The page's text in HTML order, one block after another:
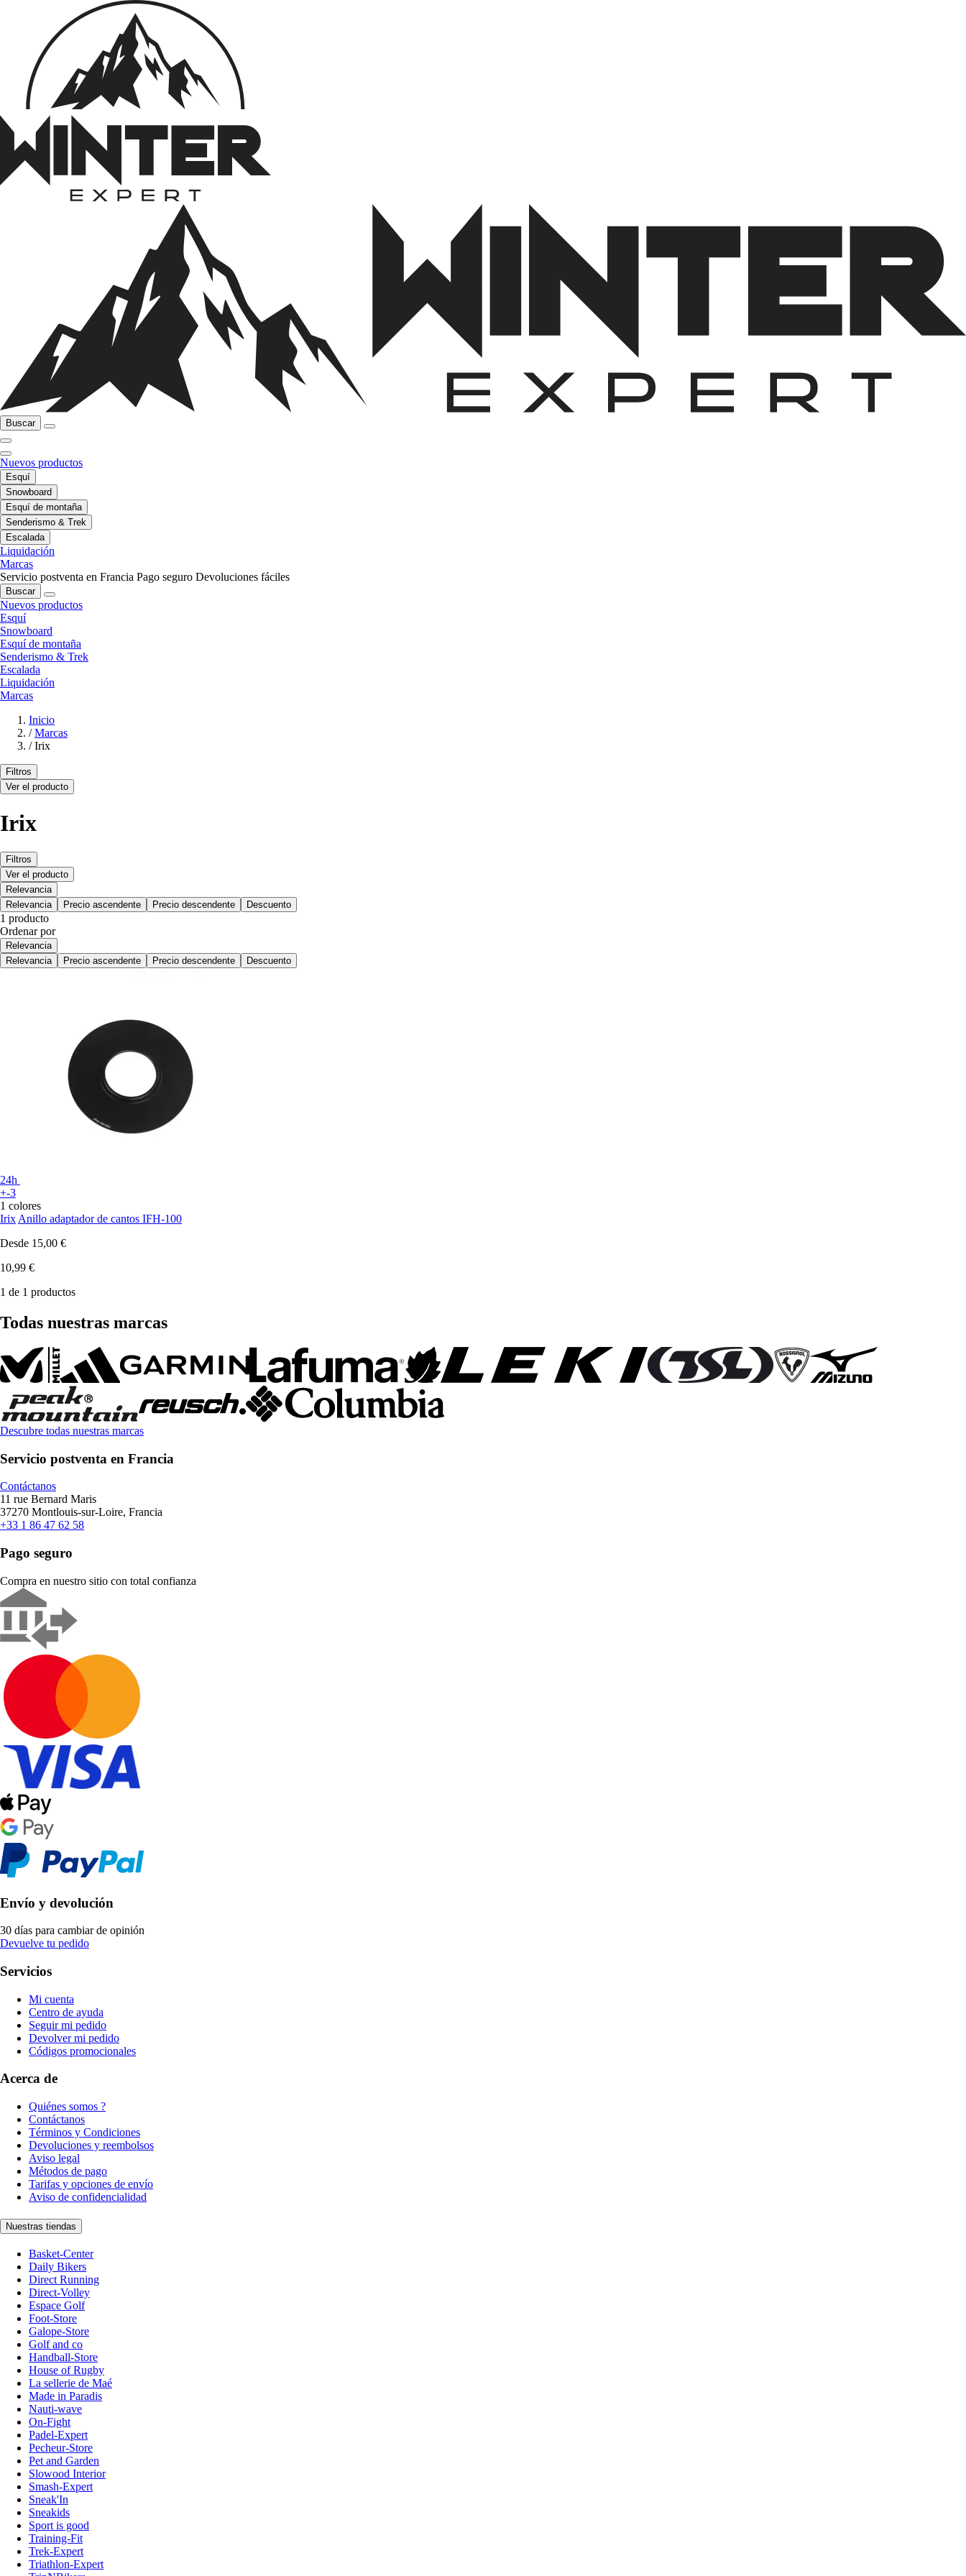
Buscar
Nuevos productos
Esquí
Snowboard
Esquí de montaña
Senderismo & Trek
Escalada
Liquidación
Marcas
Servicio postventa en Francia Pago seguro Devoluciones fáciles
Buscar
Nuevos productos
Esquí
Snowboard
Esquí de montaña
Senderismo & Trek
Escalada
Liquidación
Marcas
Inicio
/ Marcas
/ Irix
Filtros
Ver el producto
Irix
Filtros
Ver el producto
Relevancia
Relevancia
Precio ascendente Precio descendente Descuento
1 producto
Ordenar por
Relevancia
Relevancia
Precio ascendente Precio descendente Descuento
24h
+-3
1 colores
Irix Anillo adaptador de cantos IFH-100
Desde 15,00 €
10,99 €
1 de 1 productos
Todas nuestras marcas
Descubre todas nuestras marcas
Servicio postventa en Francia
Contáctanos
11 rue Bernard Maris
37270 Montlouis-sur-Loire, Francia
+33 1 86 47 62 58
Pago seguro
Compra en nuestro sitio con total confianza
Envío y devolución
30 días para cambiar de opinión
Devuelve tu pedido
Servicios
Mi cuenta
Centro de ayuda
Seguir mi pedido
Devolver mi pedido
Códigos promocionales
Acerca de
Quiénes somos ?
Contáctanos
Términos y Condiciones
Devoluciones y reembolsos
Aviso legal
Métodos de pago
Tarifas y opciones de envío
Aviso de confidencialidad
Nuestras tiendas
Basket-Center
Daily Bikers
Direct Running
Direct-Volley
Espace Golf
Foot-Store
Galope-Store
Golf and co
Handball-Store
House of Rugby
La sellerie de Maé
Made in Paradis
Nauti-wave
On-Fight
Padel-Expert
Pecheur-Store
Pet and Garden
Slowood Interior
Smash-Expert
Sneak'In
Sneakids
Sport is good
Training-Fit
Trek-Expert
Triathlon-Expert